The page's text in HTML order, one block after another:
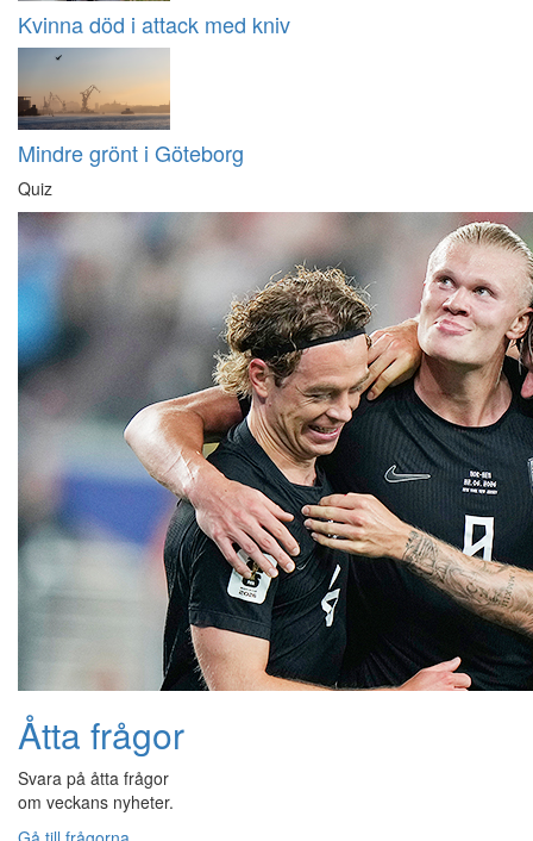
Kvinna död i attack med kniv
Mindre grönt i Göteborg
Quiz
Åtta frågor
Svara på åtta frågor
om veckans nyheter.